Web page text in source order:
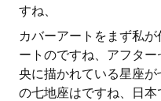
すね、
カバーアートをまず私
ートのですね、アフタ
央に描かれている星座
の七地座はですね、日